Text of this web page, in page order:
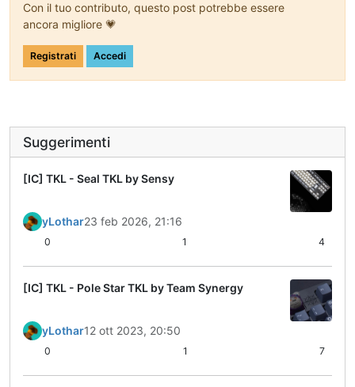
Con il tuo contributo, questo post potrebbe essere
ancora migliore 💗
Registrati Accedi
Suggerimenti
[IC] TKL - Seal TKL by Sensy
yLothar23 feb 2026, 21:16
0 1 4
[IC] TKL - Pole Star TKL by Team Synergy
yLothar12 ott 2023, 20:50
0 1 7